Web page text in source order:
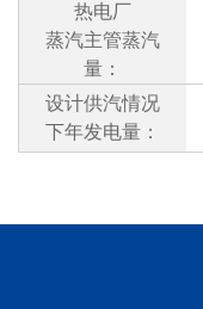
热电厂
蒸汽主管蒸汽
量：
设计供汽情况
下年发电量：